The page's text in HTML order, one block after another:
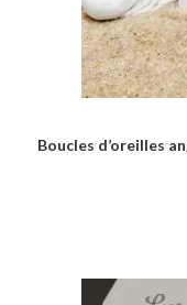
Boucles d’oreilles